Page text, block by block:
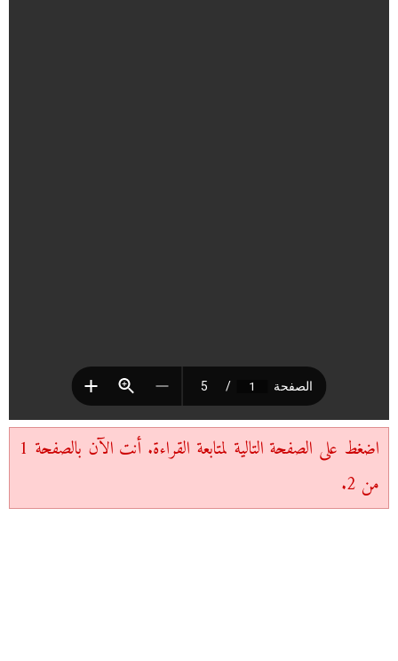
اضغط على الصفحة التالية لمتابعة القراءة. أنت الآن بالصفحة 1
من 2.